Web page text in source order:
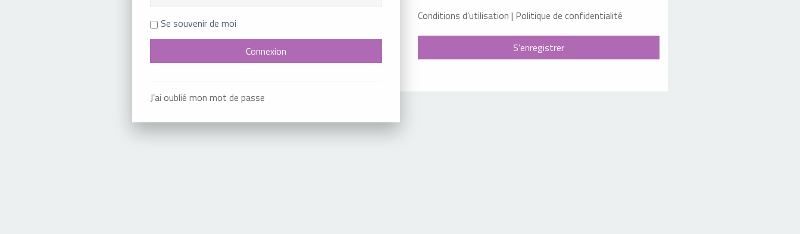
Se souvenir de moi
J’ai oublié mon mot de passe
Conditions d’utilisation | Politique de confidentialité
S’enregistrer